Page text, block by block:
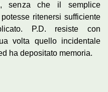
senza che il semplice
ritenersi sufficiente
P.D. resiste con
volta quello incidentale
ha depositato memoria.